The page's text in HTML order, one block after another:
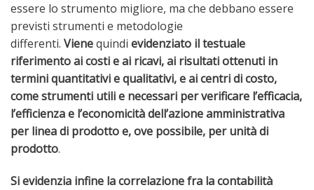
essere lo strumento migliore, ma che debbano essere
previsti strumenti e metodologie
differenti. Vienequindi evidenziato il testuale
riferimento ai costi e ai ricavi, ai risultati ottenuti in
termini quantitativi e qualitativi, e ai centri di costo,
come strumenti utili e necessari per verificare l’efficacia,
l’efficienza e l’economicità dell’azione amministrativa
per linea di prodotto e, ove possibile, per unità di
prodotto.
Si evidenzia infine la correlazione fra la contabilità